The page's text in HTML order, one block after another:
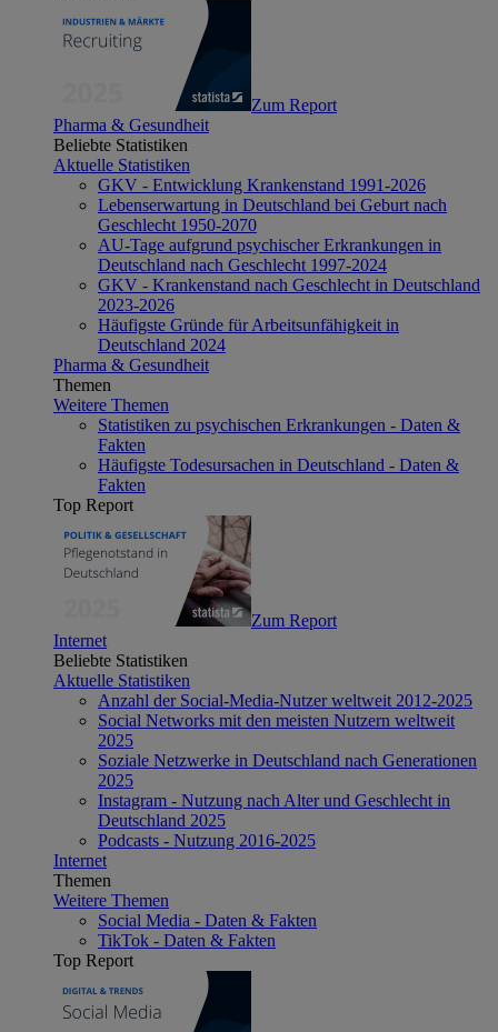
Zum Report
Pharma & Gesundheit
Beliebte Statistiken
Aktuelle Statistiken
GKV - Entwicklung Krankenstand 1991-2026
Lebenserwartung in Deutschland bei Geburt nach
Geschlecht 1950-2070
AU-Tage aufgrund psychischer Erkrankungen in
Deutschland nach Geschlecht 1997-2024
GKV - Krankenstand nach Geschlecht in Deutschland
2023-2026
Häufigste Gründe für Arbeitsunfähigkeit in
Deutschland 2024
Pharma & Gesundheit
Themen
Weitere Themen
Statistiken zu psychischen Erkrankungen - Daten &
Fakten
Häufigste Todesursachen in Deutschland - Daten &
Fakten
Top Report
Zum Report
Internet
Beliebte Statistiken
Aktuelle Statistiken
Anzahl der Social-Media-Nutzer weltweit 2012-2025
Social Networks mit den meisten Nutzern weltweit
2025
Soziale Netzwerke in Deutschland nach Generationen
2025
Instagram - Nutzung nach Alter und Geschlecht in
Deutschland 2025
Podcasts - Nutzung 2016-2025
Internet
Themen
Weitere Themen
Social Media - Daten & Fakten
TikTok - Daten & Fakten
Top Report